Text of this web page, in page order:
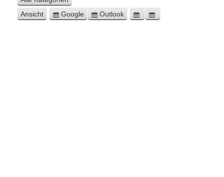
Ansicht
ausdrucken
Eintragen
Google
Eintragen
Outlook
Google-